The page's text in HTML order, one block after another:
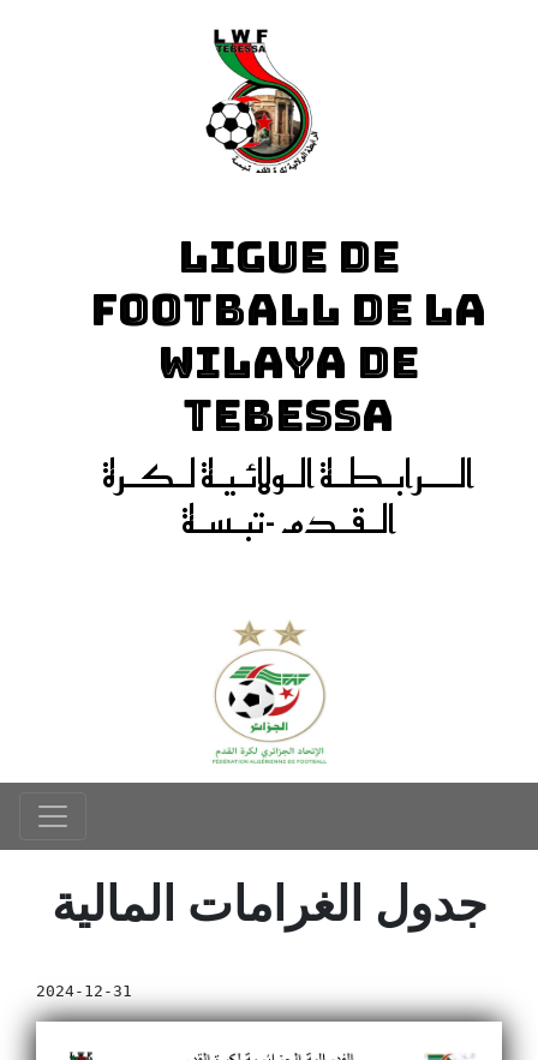
LIGUE DE
FOOTBALL DE LA
WILAYA DE
TEBESSA
الـــرابـطـة الـولائـيـة لـكـرة
الـقـدم -تبـسـة
جدول الغرامات المالية
2024-12-31